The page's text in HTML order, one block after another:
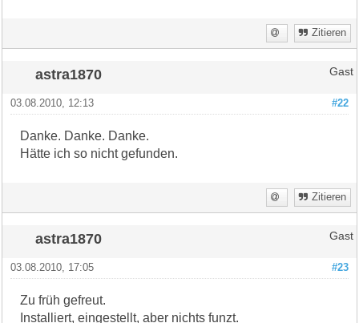
Zitieren
astra1870 Gast
#22
03.08.2010, 12:13
Danke. Danke. Danke.
Hätte ich so nicht gefunden.
Zitieren
astra1870 Gast
#23
03.08.2010, 17:05
Zu früh gefreut.
Installiert, eingestellt, aber nichts funzt.